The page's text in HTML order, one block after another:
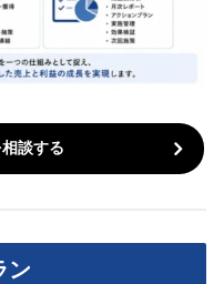
談する
ン